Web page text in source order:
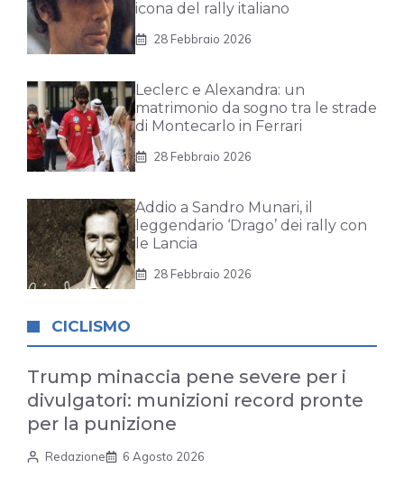
icona del rally italiano
28 Febbraio 2026
Leclerc e Alexandra: un
matrimonio da sogno tra le strade
di Montecarlo in Ferrari
28 Febbraio 2026
Addio a Sandro Munari, il
leggendario ‘Drago’ dei rally con
le Lancia
28 Febbraio 2026
CICLISMO
Trump minaccia pene severe per i
divulgatori: munizioni record pronte
per la punizione
Redazione 6 Agosto 2026